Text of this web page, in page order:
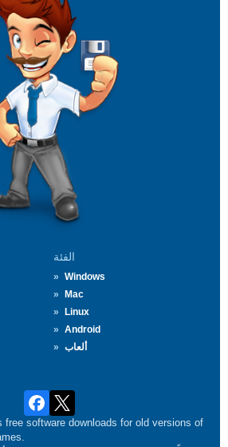
الفئة
Windows
Mac
Linux
Android
ألعاب
free software downloads for old versions of